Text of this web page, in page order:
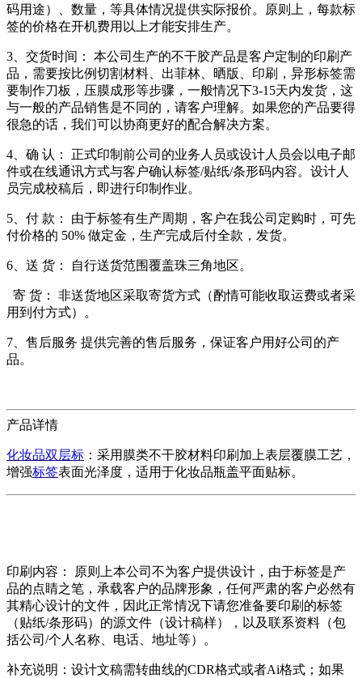
码用途）、数量，等具体情况提供实际报价。原则上，每款标
签的价格在开机费用以上才能安排生产。
3、交货时间： 本公司生产的不干胶产品是客户定制的印刷产
品，需要按比例切割材料、出菲林、晒版、印刷，异形标签需
要制作刀板，压膜成形等步骤，一般情况下3-15天内发货，这
与一般的产品销售是不同的，请客户理解。如果您的产品要得
很急的话，我们可以协商更好的配合解决方案。
4、确 认： 正式印制前公司的业务人员或设计人员会以电子邮
件或在线通讯方式与客户确认标签/贴纸/条形码内容。设计人
员完成校稿后，即进行印制作业。
5、付 款： 由于标签有生产周期，客户在我公司定购时，可先
付价格的 50% 做定金，生产完成后付全款，发货。
6、送 货： 自行送货范围覆盖珠三角地区。
寄 货： 非送货地区采取寄货方式（酌情可能收取运费或者采
用到付方式）。
7、售后服务 提供完善的售后服务，保证客户用好公司的产
品。
产品详情
化妆品双层标 ：采用膜类不干胶材料印刷加上表层覆膜工艺，
增强标签表面光泽度，适用于化妆品瓶盖平面贴标。
印刷内容： 原则上本公司不为客户提供设计，由于标签是产
品的点睛之笔，承载客户的品牌形象，任何严肃的客户必然有
其精心设计的文件，因此正常情况下请您准备要印刷的标签
（贴纸/条形码）的源文件（设计稿样），以及联系资料（包
括公司/个人名称、电话、地址等）。
补充说明：设计文稿需转曲线的CDR格式或者Ai格式；如果